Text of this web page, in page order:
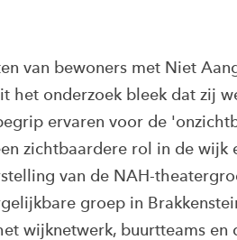
van bewoners met Niet
het onderzoek bleek dat zij
ervaren voor de
zichtbaardere rol in de wijk
van de NAH-
groep in
wijknetwerk, buurtteams en